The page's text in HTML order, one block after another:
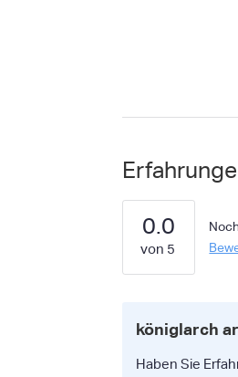
0.0
königlarch
Haben Sie